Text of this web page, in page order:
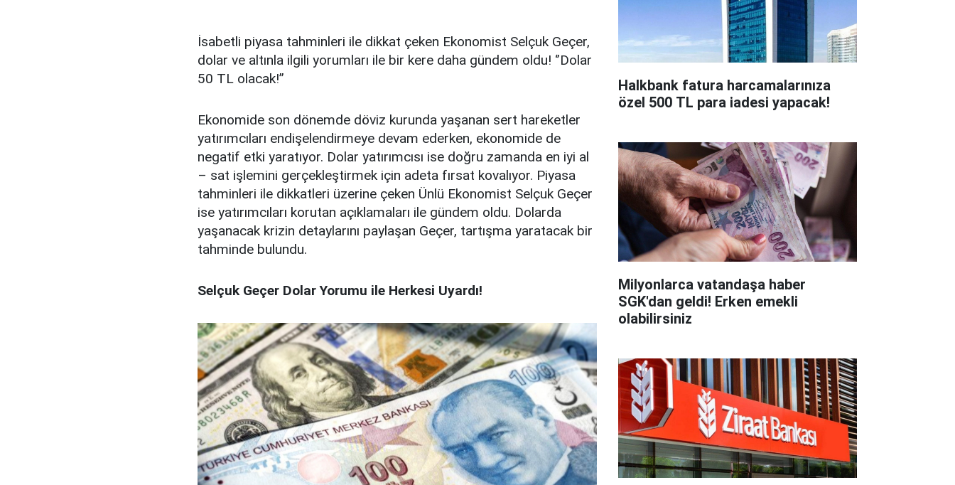
İsabetli piyasa tahminleri ile dikkat çeken Ekonomist Selçuk Geçer,
dolar ve altınla ilgili yorumları ile bir kere daha gündem oldu! ‘’Dolar
50 TL olacak!’’
Ekonomide son dönemde döviz kurunda yaşanan sert hareketler
yatırımcıları endişelendirmeye devam ederken, ekonomide de
negatif etki yaratıyor. Dolar yatırımcısı ise doğru zamanda en iyi al
– sat işlemini gerçekleştirmek için adeta fırsat kovalıyor. Piyasa
tahminleri ile dikkatleri üzerine çeken Ünlü Ekonomist Selçuk Geçer
ise yatırımcıları korutan açıklamaları ile gündem oldu. Dolarda
yaşanacak krizin detaylarını paylaşan Geçer, tartışma yaratacak bir
tahminde bulundu.
Selçuk Geçer Dolar Yorumu ile Herkesi Uyardı!
Halkbank fatura harcamalarınıza
özel 500 TL para iadesi yapacak!
Milyonlarca vatandaşa haber
SGK'dan geldi! Erken emekli
olabilirsiniz